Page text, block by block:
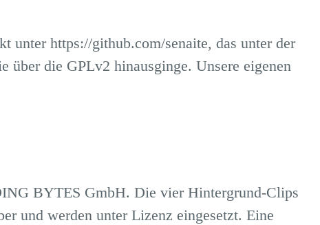
unter https://github.com/senaite, das unter der
über die GPLv2 hinausginge. Unsere eigenen
BYTES GmbH. Die vier Hintergrund-Clips
und werden unter Lizenz eingesetzt. Eine